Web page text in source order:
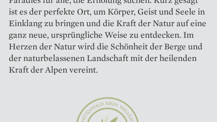
ist es der perfekte Ort, um Körper, Geist und Seele in
Einklang zu bringen und die Kraft der Natur auf eine
ganz neue, ursprüngliche Weise zu entdecken. Im
Herzen der Natur wird die Schönheit der Berge und
der naturbelassenen Landschaft mit der heilenden
Kraft der Alpen vereint.